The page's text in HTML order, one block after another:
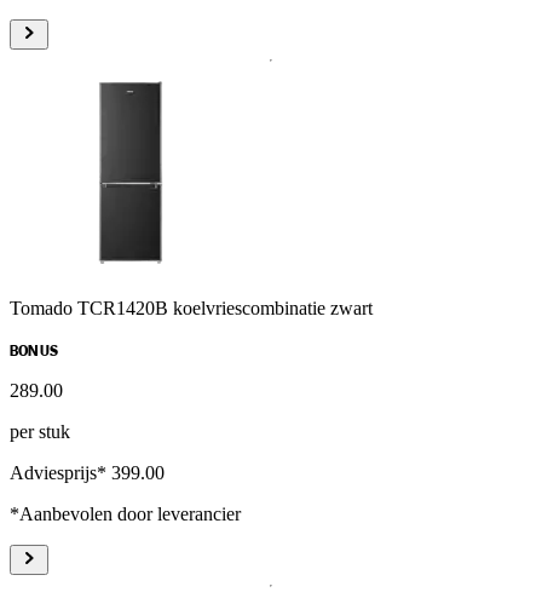
Tomado TCR1420B koelvriescombinatie zwart
BONUS
289.00
per stuk
Adviesprijs* 399.00
*Aanbevolen door leverancier